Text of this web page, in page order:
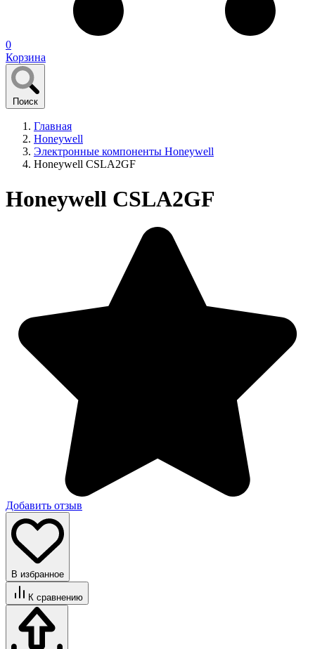
0
Корзина
Поиск
Главная
Honeywell
Электронные компоненты Honeywell
Honeywell CSLA2GF
Honeywell CSLA2GF
Добавить отзыв
В избранное
К сравнению